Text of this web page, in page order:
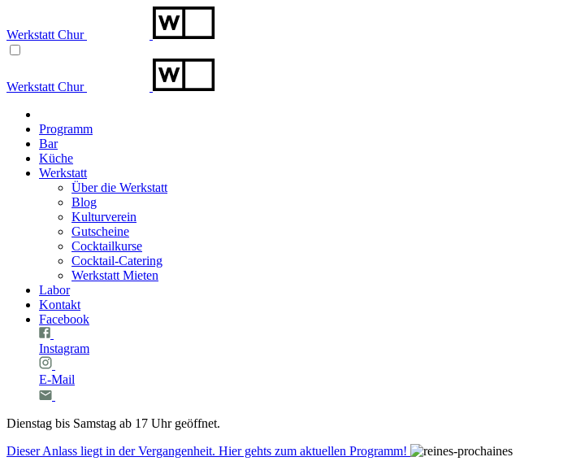
Werkstatt Chur
Werkstatt Chur
Programm
Bar
Küche
Werkstatt
Über die Werkstatt
Blog
Kulturverein
Gutscheine
Cocktailkurse
Cocktail-Catering
Werkstatt Mieten
Labor
Kontakt
Facebook
Instagram
E-Mail
Dienstag bis Samstag ab 17 Uhr geöffnet.
Dieser Anlass liegt in der Vergangenheit. Hier gehts zum aktuellen Programm!